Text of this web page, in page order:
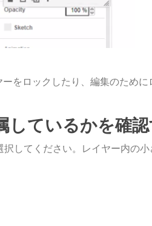
をロックしたり、編集のために
しているかを確
してください。レイヤー内の